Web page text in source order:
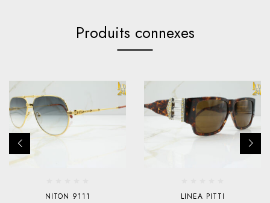
Produits connexes
NITON 9111 LINEA PITTI